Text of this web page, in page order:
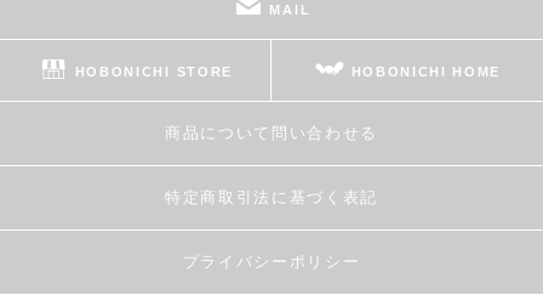
MAIL
HOBONICHI STORE HOBONICHI HOME
商品について問い合わせる
特定商取引法に基づく表記
プライバシーポリシー